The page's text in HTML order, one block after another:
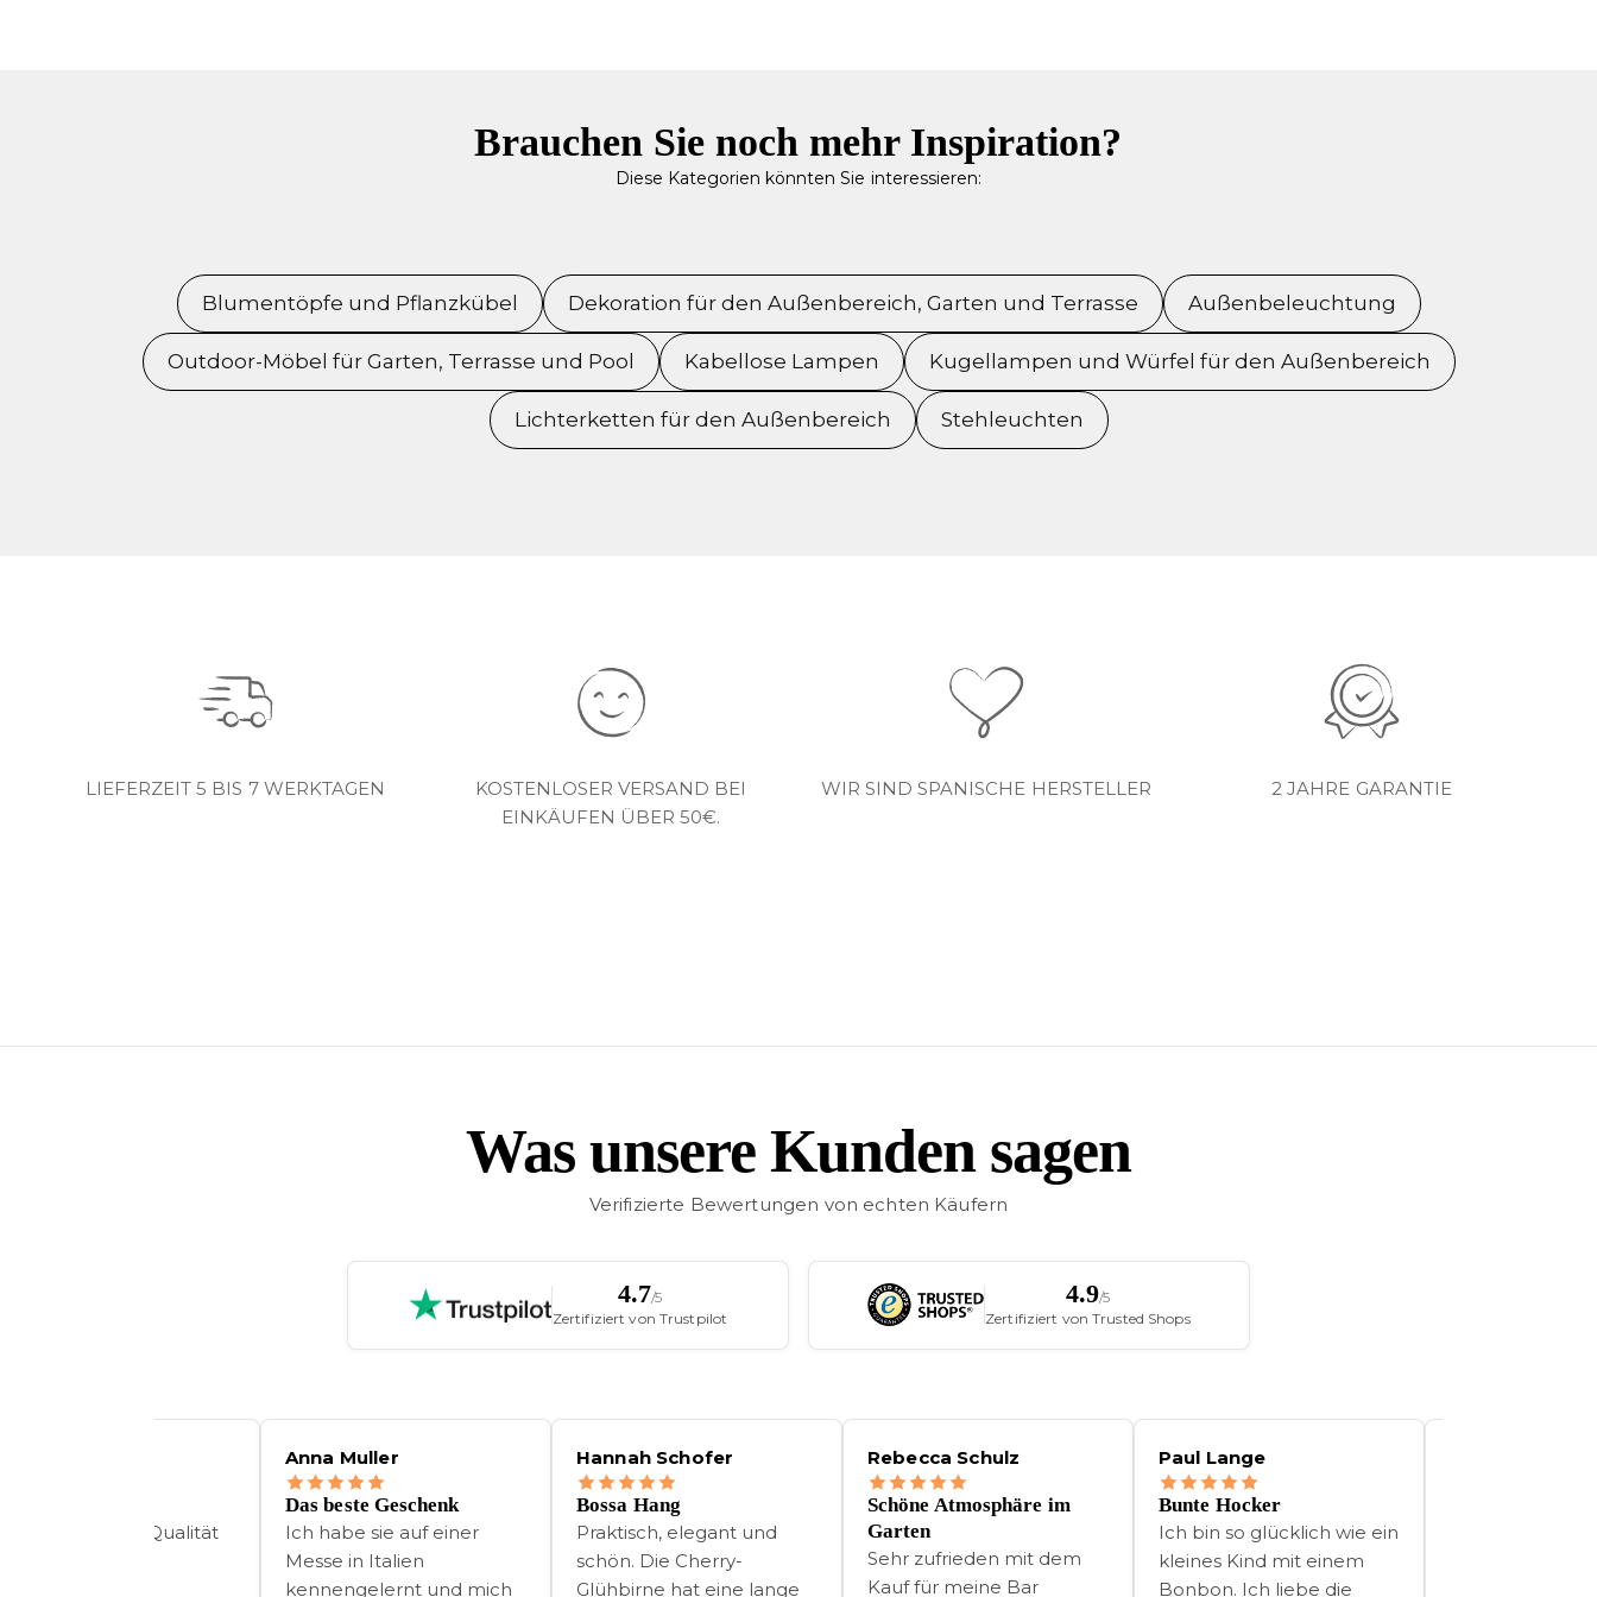
Brauchen Sie noch mehr Inspiration?
Diese Kategorien könnten Sie interessieren:
Blumentöpfe und Pflanzkübel Dekoration für den Außenbereich, Garten und Terrasse Außenbeleuchtung
Outdoor-Möbel für Garten, Terrasse und Pool Kabellose Lampen Kugellampen und Würfel für den Außenbereich
Lichterketten für den Außenbereich Stehleuchten
LIEFERZEIT 5 BIS 7 WERKTAGEN
KOSTENLOSER VERSAND BEI
EINKÄUFEN ÜBER 50€.
WIR SIND SPANISCHE HERSTELLER 2 JAHRE GARANTIE
Was unsere Kunden sagen
Verifizierte Bewertungen von echten Käufern
4.7/5
Zertifiziert von Trustpilot
4.9/5
Zertifiziert von Trusted Shops
Hannah Schofer
Bossa Hang
Praktisch, elegant und
schön. Die Cherry-
Glühbirne hat eine lange
Rebecca Schulz
Schöne Atmosphäre im
Garten
Sehr zufrieden mit dem
Kauf für meine Bar
Paul Lange
Bunte Hocker
Ich bin so glücklich wie ein
kleines Kind mit einem
Bonbon. Ich liebe die
David Weber
Kabellose Hängeleuchte
POSITANO
Ich habe die Positano-
Lampe als